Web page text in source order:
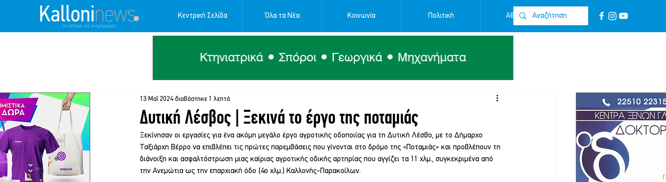
Κεντρική Σελίδα Όλα τα Νέα Κοινωνία Πολιτική Αθλητικά Επικοινωνία
Δυτική Λέσβος | Ξεκινά το έργο της ποταμιάς
13 Μαΐ 2024 διαβάστηκε 1 λεπτά
Ξεκίνησαν οι εργασίες για ένα ακόμη μεγάλο έργο αγροτικής οδοποιίας για τη Δυτική Λέσβο, με το Δήμαρχο
Ταξιάρχη Βέρρο να επιβλέπει τις πρώτες παρεμβάσεις που γίνονται στο δρόμο της «Ποταμιάς» και προβλέπουν τη
διάνοιξη και ασφαλτόστρωση μιας καίριας αγροτικής οδικής αρτηρίας που αγγίζει τα 11 χλμ., συγκεκριμένα από
την Ανεμώτια ως την επαρχιακή όδο (4ο χλμ.) Καλλονής-Παρακοίλων.